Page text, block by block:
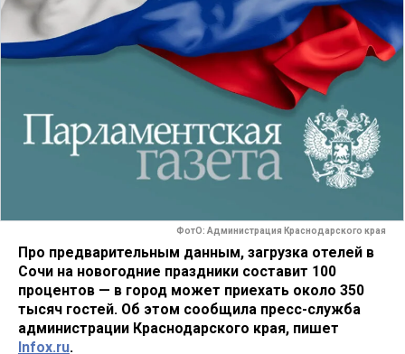
ФотО: Администрация Краснодарского края
Про предварительным данным, загрузка отелей в
Сочи на новогодние праздники составит 100
процентов — в город может приехать около 350
тысяч гостей. Об этом сообщила пресс-служба
администрации Краснодарского края, пишет
Infox.ru.